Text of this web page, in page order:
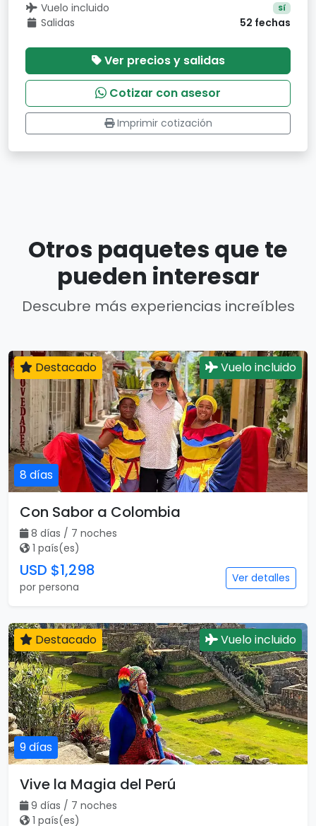
Vuelo incluido Sí
Salidas 52 fechas
Ver precios y salidas
Cotizar con asesor
Imprimir cotización
Otros paquetes que te
pueden interesar
Descubre más experiencias increíbles
8 días
Destacado Vuelo incluido
Con Sabor a Colombia
8 días / 7 noches
1 país(es)
USD $1,298
por persona
Ver detalles
9 días
Destacado Vuelo incluido
Vive la Magia del Perú
9 días / 7 noches
1 país(es)